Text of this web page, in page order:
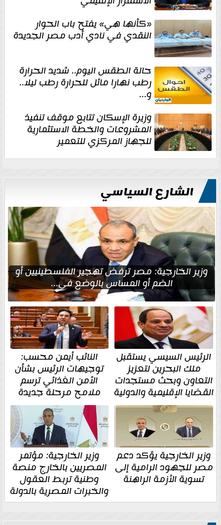
«كأنها هي» يفتح باب الحوار
النقدي في نادي أدب مصر الجديدة
حالة الطقس اليوم.. شديد الحرارة
رطب نهارا مائل للحرارة رطب ليلا..
و...
وزيرة الإسكان تتابع موقف تنفيذ
المشروعات والخطة الاستثمارية
للجهاز المركزي للتعمير
الشارع السياسي
وزير الخارجية: مصر ترفض تهجير الفلسطينيين أو
الضم أو المساس بالوضع في...
الرئيس السيسي يستقبل
ملك البحرين لتعزيز
التعاون وبحث مستجدات
القضايا الإقليمية والدولية
النائب أيمن محسب:
توجيهات الرئيس بشأن
الأمن الغذائي ترسم
ملامح مرحلة جديدة
وزير الخارجية يؤكد دعم
مصر للجهود الرامية إلى
تسوية الأزمة الراهنة
وزير الخارجية: مؤتمر
المصريين بالخارج منصة
وطنية تربط العقول
والخبرات المصرية بالدولة